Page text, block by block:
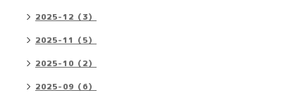
2025-12（3）
2025-11（5）
2025-10（2）
2025-09（6）